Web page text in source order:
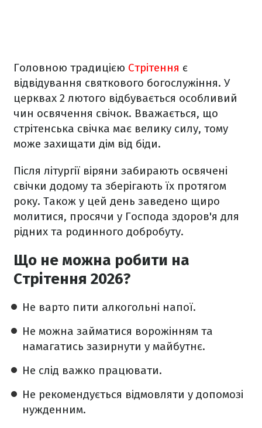
Головною традицією Стрітення є
відвідування святкового богослужіння. У
церквах 2 лютого відбувається особливий
чин освячення свічок. Вважається, що
стрітенська свічка має велику силу, тому
може захищати дім від біди.
Після літургії віряни забирають освячені
свічки додому та зберігають їх протягом
року. Також у цей день заведено щиро
молитися, просячи у Господа здоров'я для
рідних та родинного добробуту.
Що не можна робити на
Стрітення 2026?
Не варто пити алкогольні напої.
Не можна займатися ворожінням та
намагатись зазирнути у майбутнє.
Не слід важко працювати.
Не рекомендується відмовляти у допомозі
нужденним.